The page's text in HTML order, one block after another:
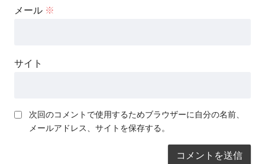
メール ※
サイト
次回のコメントで使用するためブラウザーに自分の名前、
メールアドレス、サイトを保存する。